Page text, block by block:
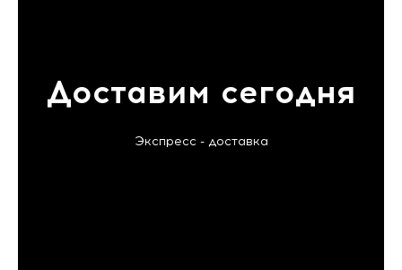
Доставим сегодня
Экспресс - доставка